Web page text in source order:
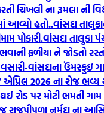
ચિખલી ના રૂમલા ની
આવ્યો હતો..વાંસદા
પોકારી.વાંસદા તાલુકા
ફળીયા ને જોડતો
વાંસદાના ઉંમરકુઇ
2026 ના રોજ ભવ્ય
રોડ પર મોટી ભમતી